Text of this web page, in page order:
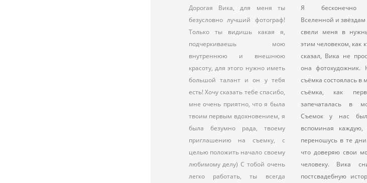
Дорогая Вика, для меня ты
безусловно лучший фотограф!
Только ты видишь какая я,
подчеркиваешь мою
внутреннюю и внешнюю
красоту, для этого нужно иметь
большой талант и он у тебя
есть! Хочу сказать тебе спасибо,
мне очень приятно, что я была
твоим первым вдохновением, я
была безумно рада, твоему
приглашению на съемку, с
целью положить начало своему
любимому делу) С тобой очень
легко работать, ты всегда
Я бесконечно
Вселенной и звёздам
свели меня в
этим человеком, как
сказал, Вика не
она фотохудожник.
съёмка состоялась в
съёмка, как
запечаталась в
Съемок у нас
вспоминая
переношусь в те
что доверяю свои
человеку. Вика
постсвадебную